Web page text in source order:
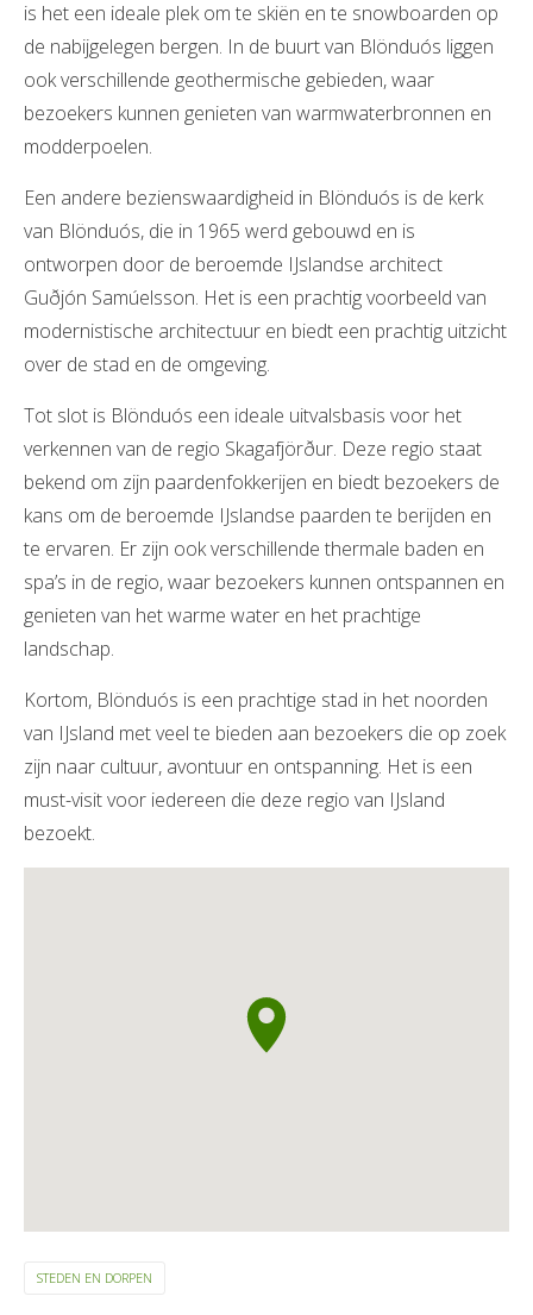
is het een ideale plek om te skiën en te snowboarden op
de nabijgelegen bergen. In de buurt van Blönduós liggen
ook verschillende geothermische gebieden, waar
bezoekers kunnen genieten van warmwaterbronnen en
modderpoelen.
Een andere bezienswaardigheid in Blönduós is de kerk
van Blönduós, die in 1965 werd gebouwd en is
ontworpen door de beroemde IJslandse architect
Guðjón Samúelsson. Het is een prachtig voorbeeld van
modernistische architectuur en biedt een prachtig uitzicht
over de stad en de omgeving.
Tot slot is Blönduós een ideale uitvalsbasis voor het
verkennen van de regio Skagafjörður. Deze regio staat
bekend om zijn paardenfokkerijen en biedt bezoekers de
kans om de beroemde IJslandse paarden te berijden en
te ervaren. Er zijn ook verschillende thermale baden en
spa’s in de regio, waar bezoekers kunnen ontspannen en
genieten van het warme water en het prachtige
landschap.
Kortom, Blönduós is een prachtige stad in het noorden
van IJsland met veel te bieden aan bezoekers die op zoek
zijn naar cultuur, avontuur en ontspanning. Het is een
must-visit voor iedereen die deze regio van IJsland
bezoekt.
STEDEN EN DORPEN